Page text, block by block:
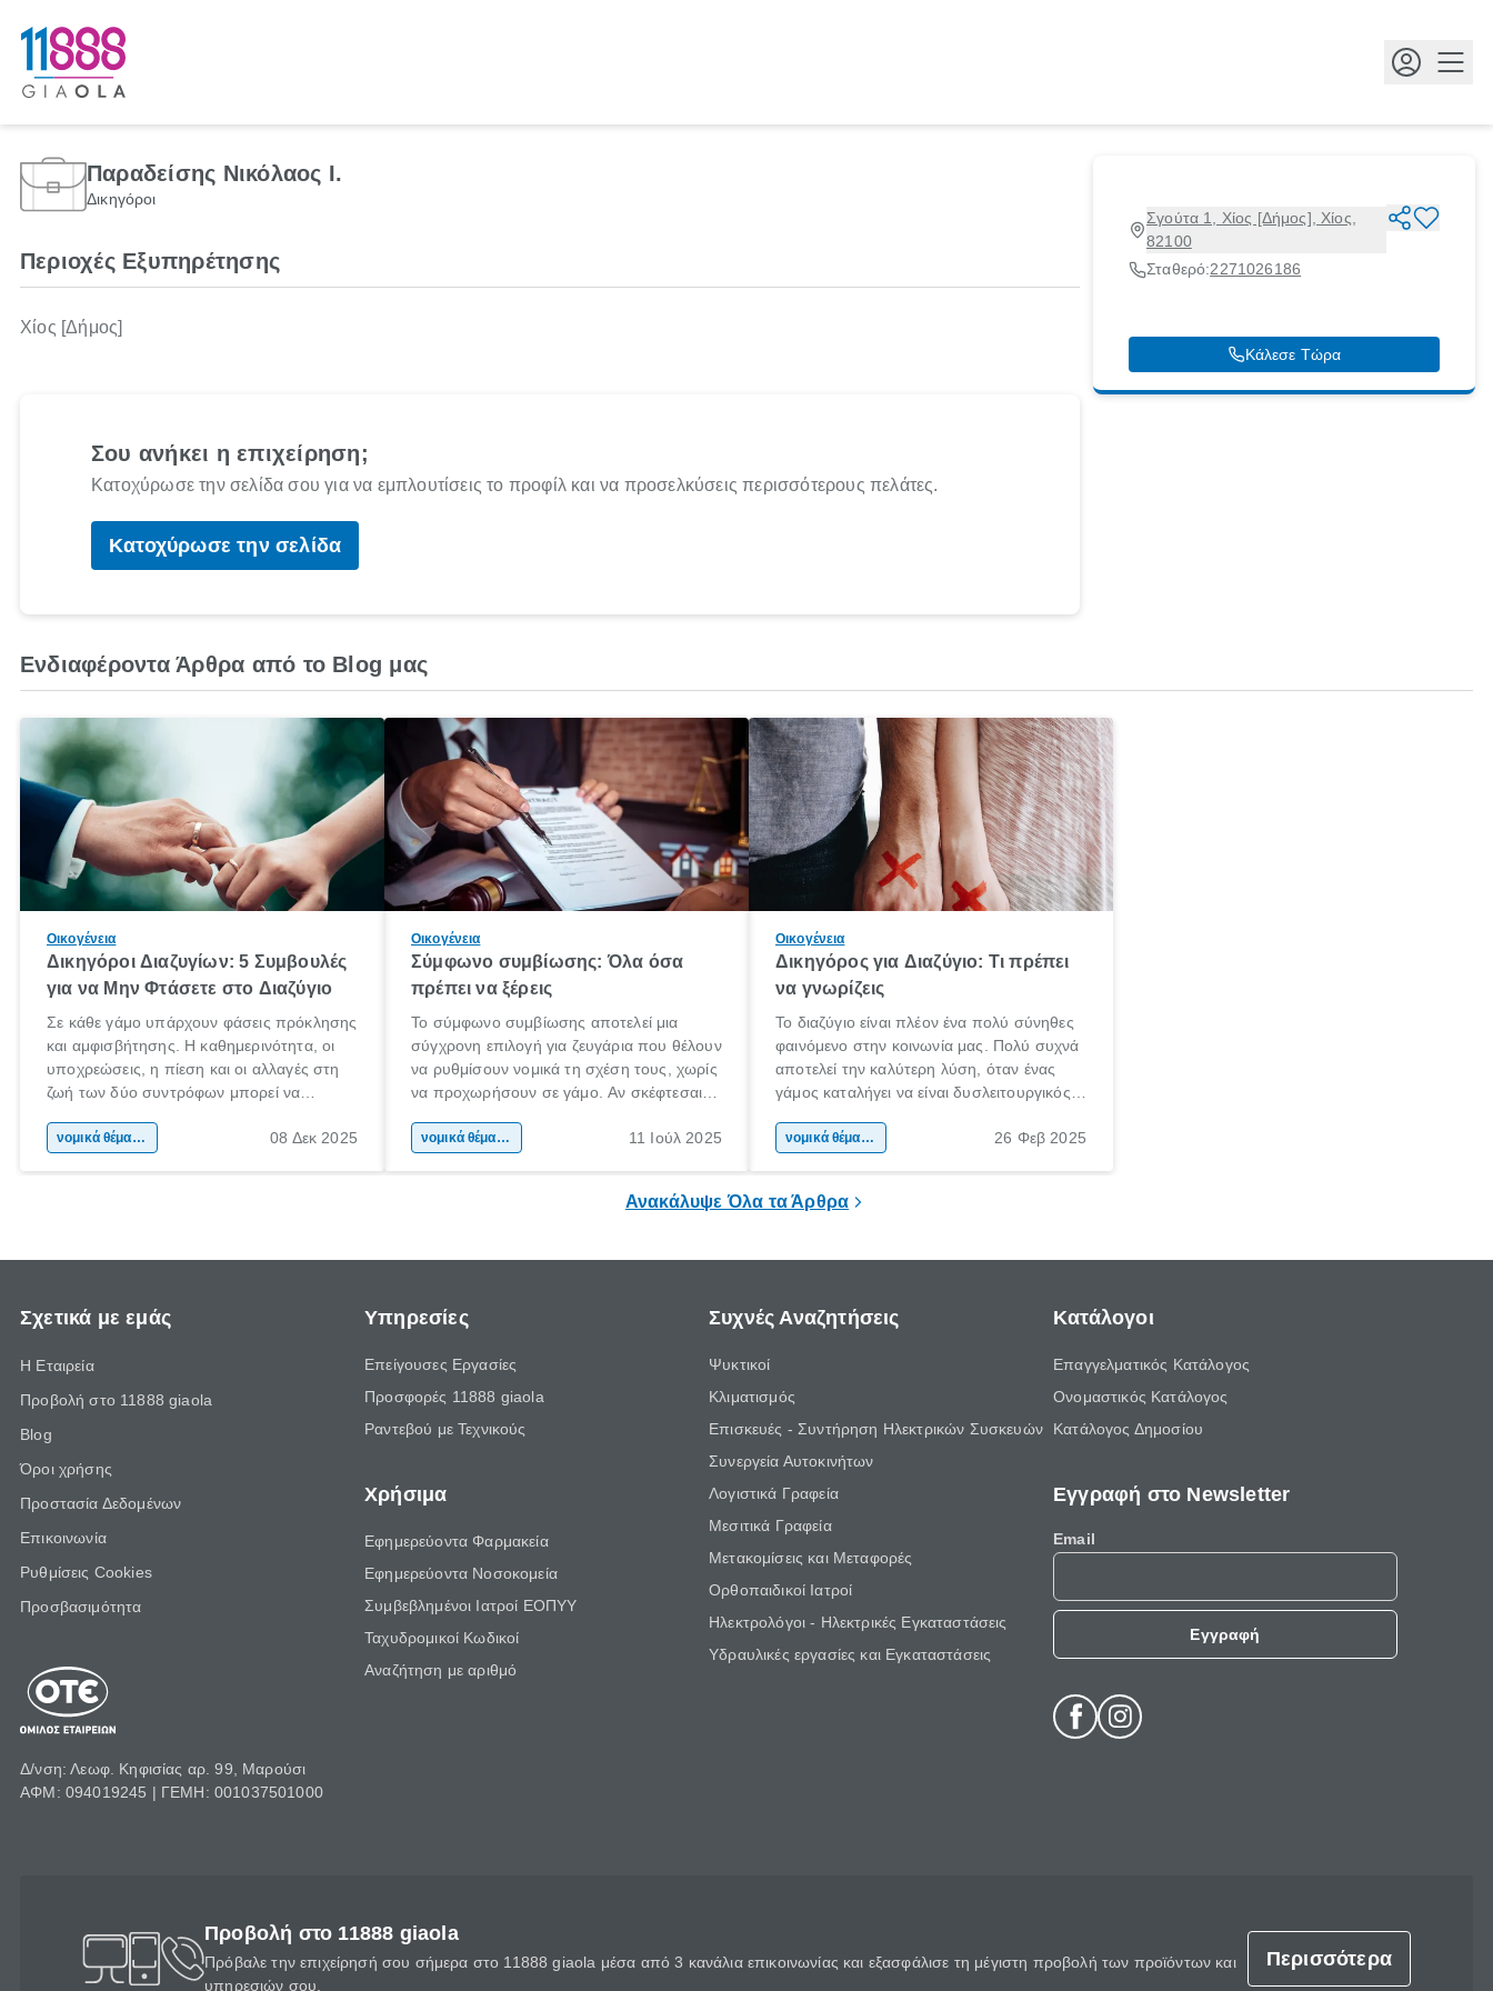
Παραδείσης Νικόλαος Ι.
Δικηγόροι
Σγούτα 1, Χίος [Δήμος], Χίος,
82100
Σταθερό:2271026186
Κάλεσε Τώρα
Περιοχές Εξυπηρέτησης
Χίος [Δήμος]
Σου ανήκει η επιχείρηση;
Κατοχύρωσε την σελίδα σου για να εμπλουτίσεις το προφίλ και να προσελκύσεις περισσότερους πελάτες.
Κατοχύρωσε την σελίδα
Ενδιαφέροντα Άρθρα από το Blog μας
Οικογένεια
Δικηγόροι Διαζυγίων: 5 Συμβουλές
για να Μην Φτάσετε στο Διαζύγιο
Σε κάθε γάμο υπάρχουν φάσεις πρόκλησης
και αμφισβήτησης. Η καθημερινότητα, οι
υποχρεώσεις, η πίεση και οι αλλαγές στη
ζωή των δύο συντρόφων μπορεί να
Όταν οι διαφωνίες πληθαίνουν και η
νομικά θέματα & συμβουλές 08 Δεκ 2025
Οικογένεια
Σύμφωνο συμβίωσης: Όλα όσα
πρέπει να ξέρεις
Το σύμφωνο συμβίωσης αποτελεί μια
σύγχρονη επιλογή για ζευγάρια που θέλουν
να ρυθμίσουν νομικά τη σχέση τους, χωρίς
να προχωρήσουν σε γάμο. Αν σκέφτεσαι
θέλεις απλώς να ενημερωθείς για τις
νομικά θέματα & συμβουλές 11 Ιούλ 2025
Οικογένεια
Δικηγόρος για Διαζύγιο: Τι πρέπει
να γνωρίζεις
Το διαζύγιο είναι πλέον ένα πολύ σύνηθες
φαινόμενο στην κοινωνία μας. Πολύ συχνά
αποτελεί την καλύτερη λύση, όταν ένας
γάμος καταλήγει να είναι δυσλειτουργικός
δύο συζύγους. Είτε είναι συναινετικό είτε
νομικά θέματα & συμβουλές 26 Φεβ 2025
Ανακάλυψε Όλα τα Άρθρα
Σχετικά με εμάς
Η Εταιρεία
Προβολή στο 11888 giaola
Blog
Όροι χρήσης
Προστασία Δεδομένων
Επικοινωνία
Ρυθμίσεις Cookies
Προσβασιμότητα
Δ/νση: Λεωφ. Κηφισίας αρ. 99, Μαρούσι
ΑΦΜ: 094019245 | ΓΕΜΗ: 001037501000
Υπηρεσίες
Επείγουσες Εργασίες
Προσφορές 11888 giaola
Ραντεβού με Τεχνικούς
Χρήσιμα
Εφημερεύοντα Φαρμακεία
Εφημερεύοντα Νοσοκομεία
Συμβεβλημένοι Ιατροί ΕΟΠΥΥ
Ταχυδρομικοί Κωδικοί
Αναζήτηση με αριθμό
Συχνές Αναζητήσεις
Ψυκτικοί
Κλιματισμός
Επισκευές - Συντήρηση Ηλεκτρικών Συσκευών
Συνεργεία Αυτοκινήτων
Λογιστικά Γραφεία
Μεσιτικά Γραφεία
Μετακομίσεις και Μεταφορές
Ορθοπαιδικοί Ιατροί
Ηλεκτρολόγοι - Ηλεκτρικές Εγκαταστάσεις
Υδραυλικές εργασίες και Εγκαταστάσεις
Κατάλογοι
Επαγγελματικός Κατάλογος
Ονομαστικός Κατάλογος
Κατάλογος Δημοσίου
Εγγραφή στο Newsletter
Email
Εγγραφή
Προβολή στο 11888 giaola
Πρόβαλε την επιχείρησή σου σήμερα στο 11888 giaola μέσα από 3 κανάλια επικοινωνίας και εξασφάλισε τη μέγιστη προβολή των προϊόντων και
υπηρεσιών σου.
Περισσότερα